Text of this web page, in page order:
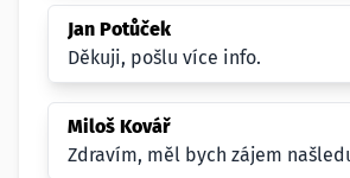
Jan Potůček
Děkuji, pošlu více info.
Miloš Kovář
Zdravím, měl bych zájem